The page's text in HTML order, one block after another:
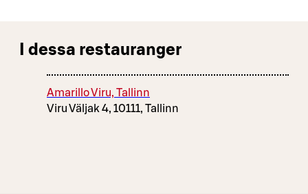
I dessa restauranger
Amarillo Viru, Tallinn
Viru Väljak 4, 10111, Tallinn